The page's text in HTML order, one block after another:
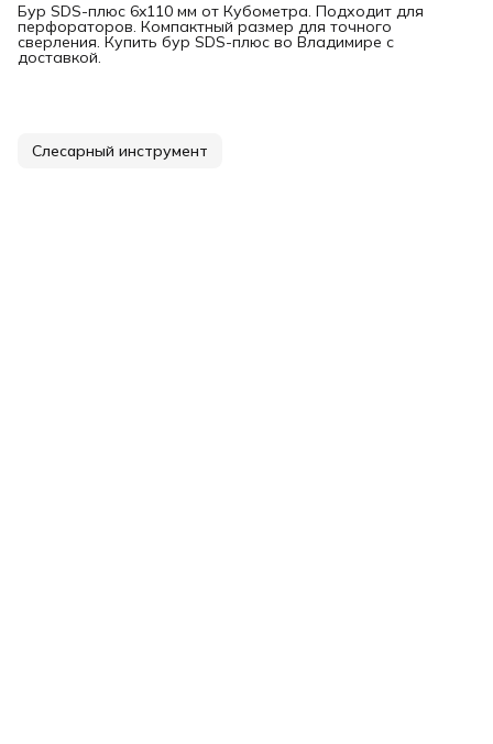
Бур SDS-плюс 6x110 мм от Кубометра. Подходит для
перфораторов. Компактный размер для точного
сверления. Купить бур SDS-плюс во Владимире с
доставкой.
Слесарный инструмент